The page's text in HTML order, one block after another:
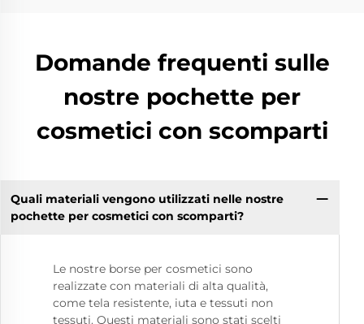
Domande frequenti sulle
nostre pochette per
cosmetici con scomparti
Quali materiali vengono utilizzati nelle nostre
pochette per cosmetici con scomparti?
Le nostre borse per cosmetici sono
realizzate con materiali di alta qualità,
come tela resistente, iuta e tessuti non
tessuti. Questi materiali sono stati scelti